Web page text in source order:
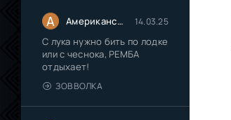
А Американский сказочник 14.03.25
С лука нужно бить по лодке
или с чеснока, РЕМБА
отдыхает!
ЗОВ ВОЛКА